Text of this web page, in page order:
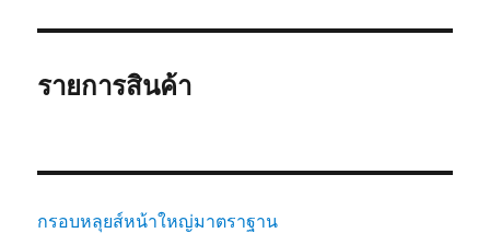
รายการสินค้า
กรอบหลุยส์หน้าใหญ่มาตราฐาน